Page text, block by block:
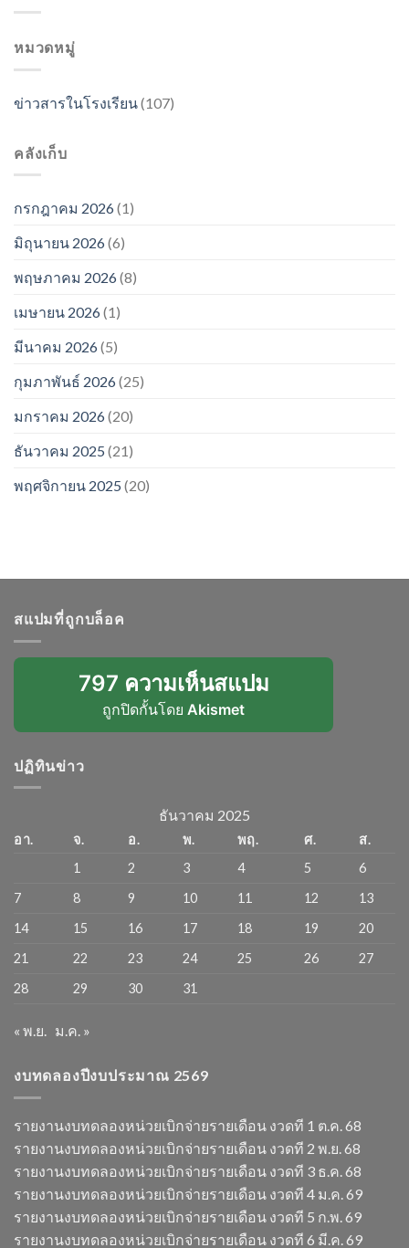
หมวดหมู่
ข่าวสารในโรงเรียน(107)
คลังเก็บ
กรกฎาคม 2026(1)
มิถุนายน 2026(6)
พฤษภาคม 2026(8)
เมษายน 2026(1)
มีนาคม 2026(5)
กุมภาพันธ์ 2026(25)
มกราคม 2026(20)
ธันวาคม 2025 (21)
พฤศจิกายน 2025 (20)
สแปมที่ถูกบล็อค
797 ความเห็นสแปม
ถูกปิดกั้นโดย Akismet
ปฏิทินข่าว
ธันวาคม 2025
อา. จ. อ. พ. พฤ. ศ.
ส.
1
2 3 4 5
6
7
8 9 10 11 12
13
14
15 16 17 18 19
20
21
22 23 24 25 26
27
28
29 30 31
« พ.ย. ม.ค. »
งบทดลองปีงบประมาณ 2569
รายงานงบทดลองหน่วยเบิกจ่ายรายเดือน งวดที 1 ต.ค. 68
รายงานงบทดลองหน่วยเบิกจ่ายรายเดือน งวดที 2 พ.ย. 68
รายงานงบทดลองหน่วยเบิกจ่ายรายเดือน งวดที 3 ธ.ค. 68
รายงานงบทดลองหน่วยเบิกจ่ายรายเดือน งวดที 4 ม.ค. 69
รายงานงบทดลองหน่วยเบิกจ่ายรายเดือน งวดที 5 ก.พ. 69
รายงานงบทดลองหน่วยเบิกจ่ายรายเดือน งวดที 6 มี.ค. 69